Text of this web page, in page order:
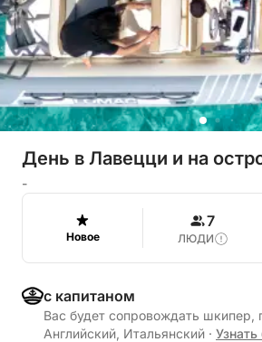
День в Лавецци и на
-
Новое
7
ЛЮДИ
с капитаном
Вас будет сопровождать шкипер,
Английский, Итальянский ·